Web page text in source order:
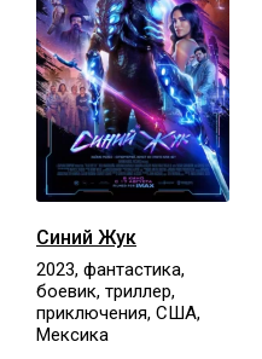
Синий Жук
2023, фантастика,
боевик, триллер,
приключения, США,
Мексика